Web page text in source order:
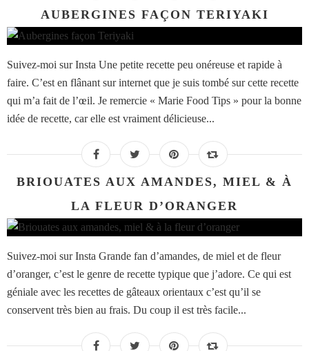
AUBERGINES FAÇON TERIYAKI
Suivez-moi sur Insta Une petite recette peu onéreuse et rapide à
faire. C’est en flânant sur internet que je suis tombé sur cette recette
qui m’a fait de l’œil. Je remercie « Marie Food Tips » pour la bonne
idée de recette, car elle est vraiment délicieuse...
BRIOUATES AUX AMANDES, MIEL & À
LA FLEUR D’ORANGER
Suivez-moi sur Insta Grande fan d’amandes, de miel et de fleur
d’oranger, c’est le genre de recette typique que j’adore. Ce qui est
géniale avec les recettes de gâteaux orientaux c’est qu’il se
conservent très bien au frais. Du coup il est très facile...